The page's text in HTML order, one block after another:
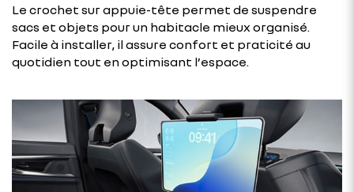
Le crochet sur appuie-tête permet de suspendre
sacs et objets pour un habitacle mieux organisé.
Facile à installer, il assure confort et praticité au
quotidien tout en optimisant l’espace.